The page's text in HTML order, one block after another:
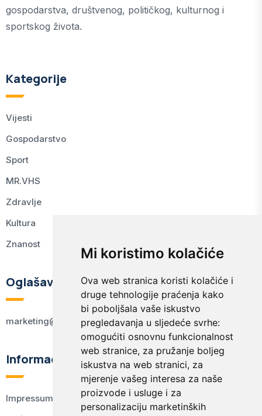
Mi koristimo kolačiće
Ova web stranica koristi kolačiće i
druge tehnologije praćenja kako
bi poboljšala vaše iskustvo
pregledavanja u sljedeće svrhe:
omogućiti osnovnu funkcionalnost
web stranice, za pružanje boljeg
iskustva na web stranici, za
mjerenje vašeg interesa za naše
proizvode i usluge i za
personalizaciju marketinških
gospodarstva, društvenog, političkog, kulturnog i
sportskog života.
Kategorije
Vijesti
Gospodarstvo
Sport
MR.VHS
Zdravlje
Kultura
Znanost
Oglašavanje
marketing@kodex.hr
Informacije
Impressum